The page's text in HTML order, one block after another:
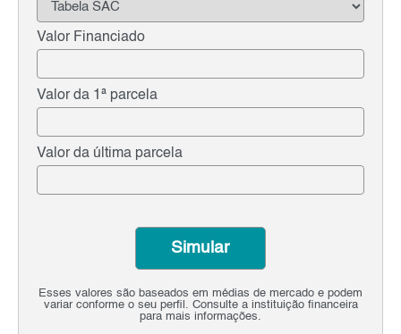
Valor Financiado
Valor da 1ª parcela
Valor da última parcela
Esses valores são baseados em médias de mercado e podem
variar conforme o seu perfil. Consulte a instituição financeira
para mais informações.
Simular